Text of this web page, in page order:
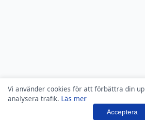
Vi använder cookies för att förbättra din
analysera trafik. Läs mer
Acceptera